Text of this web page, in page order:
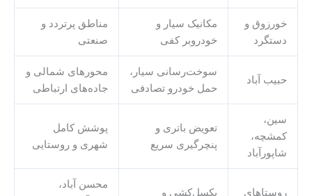
خورزوق و
دستگرد
مکانیک سیار و
خودروبر کفی
مناطق پرتردد و
صنعتی
حبیب آباد
سوخت‌رسانی سیار،
حمل خودرو تصادفی
محورهای شمالی و
جاده‌های ارتباطی
سین،
کمشچه،
شاپورآباد
تعویض باتری و
پنچرگیری سریع
پوشش کامل
شهری و روستایی
روستاهای
بکسل‌کشی و
محسن آباد،